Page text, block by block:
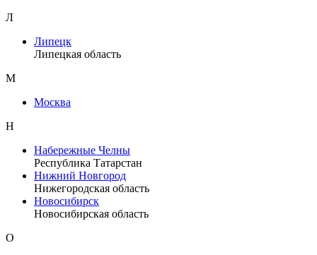
Л
Липецк
Липецкая область
М
Москва
Н
Набережные Челны
Республика Татарстан
Нижний Новгород
Нижегородская область
Новосибирск
Новосибирская область
О